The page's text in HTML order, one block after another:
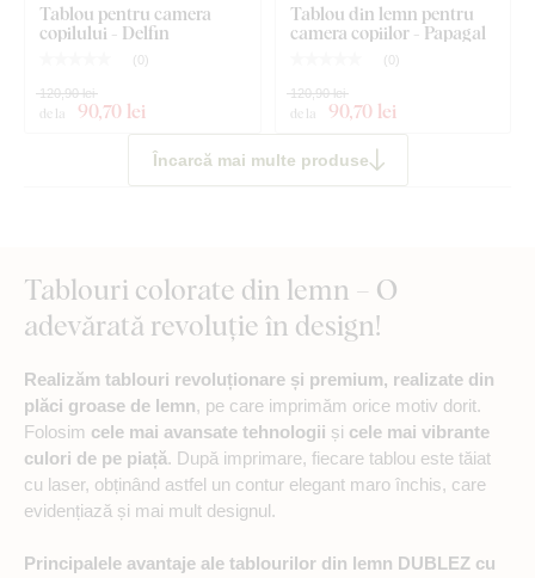
Tablou pentru camera
copilului - Delfin
( 0)
de la 90,70 lei
120,90 lei
Tablou din lemn pentru
camera copiilor - Papagal
( 0)
de la 90,70 lei
120,90 lei
Încarcă mai multe produse
Tablouri colorate din lemn – O
adevărată revoluție în design!
Realizăm tablouri revoluționare și premium, realizate din
plăci groase de lemn, pe care imprimăm orice motiv dorit.
Folosim cele mai avansate tehnologii și cele mai vibrante
culori de pe piață. După imprimare, fiecare tablou este tăiat
cu laser, obținând astfel un contur elegant maro închis, care
evidențiază și mai mult designul.
Principalele avantaje ale tablourilor din lemn DUBLEZ cu